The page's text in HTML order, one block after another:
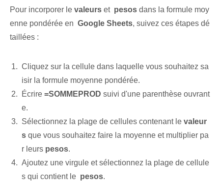
Pour incorporer le valeurs et ​ pesos dans la formule moy
enne pondérée en ‍ Google Sheets, suivez ces étapes dé
taillées :
Cliquez sur la cellule dans laquelle vous souhaitez sa
isir la formule moyenne pondérée.
Écrire =SOMMEPROD suivi d'une parenthèse ouvrant
e⁣.
Sélectionnez la plage de cellules contenant le valeur
s que vous souhaitez faire la moyenne et multiplier pa
r leurs pesos.
Ajoutez une virgule et sélectionnez la⁤ plage de ⁣cellule
s qui contient le ⁤ pesos.